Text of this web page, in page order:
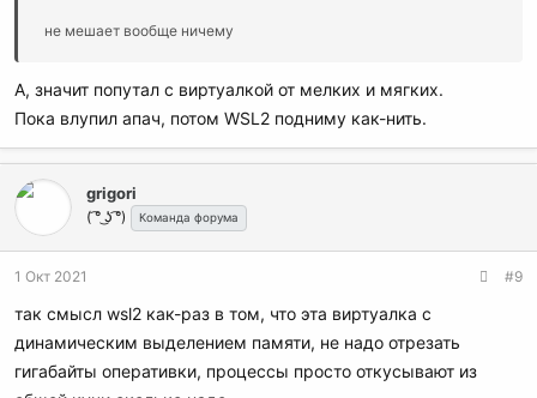
не мешает вообще ничему
А, значит попутал с виртуалкой от мелких и мягких.
Пока влупил апач, потом WSL2 подниму как-нить.
grigori
( ͡° ͜ʖ ͡°) Команда форума
1 Окт 2021 #9
так смысл wsl2 как-раз в том, что эта виртуалка с
динамическим выделением памяти, не надо отрезать
гигабайты оперативки, процессы просто откусывают из